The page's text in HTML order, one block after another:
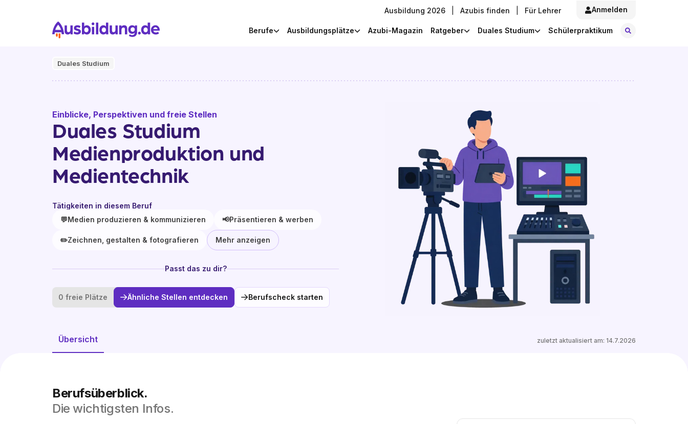
Ausbildung 2026 Azubis finden Für Lehrer Anmelden
Berufe Ausbildungsplätze Azubi-Magazin Ratgeber Duales Studium Schülerpraktikum
Duales Studium
Einblicke, Perspektiven und freie Stellen
Duales Studium
Medienproduktion und
Medientechnik
Tätigkeiten in diesem Beruf
💬Medien produzieren & kommunizieren 📢Präsentieren & werben
✏️Zeichnen, gestalten & fotografieren Mehr anzeigen
Passt das zu dir?
0 freie Plätze Ähnliche Stellen entdecken Berufscheck starten
Übersicht zuletzt aktualisiert am: 14.7.2026
Berufsüberblick.
Die wichtigsten Infos.